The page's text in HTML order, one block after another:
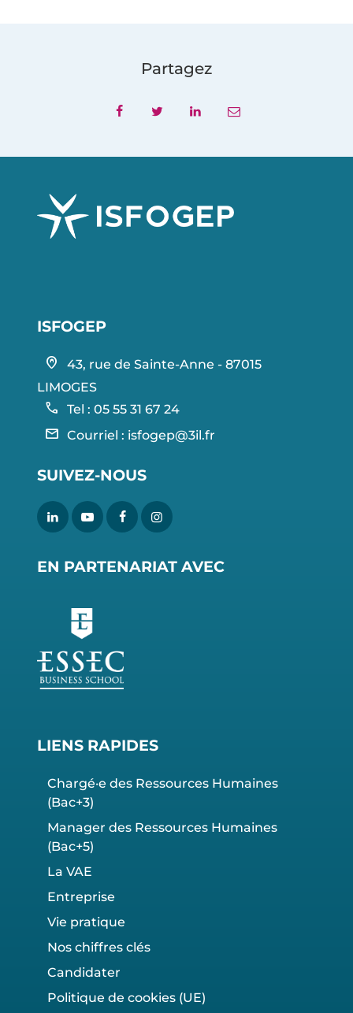
Partagez
ISFOGEP
home_pin
43, rue de Sainte-Anne - 87015
LIMOGES
call Tel : 05 55 31 67 24
mail Courriel : isfogep@3il.fr
SUIVEZ-NOUS
EN PARTENARIAT AVEC
LIENS RAPIDES
Chargé·e des Ressources Humaines
(Bac+3)
Manager des Ressources Humaines
(Bac+5)
La VAE
Entreprise
Vie pratique
Nos chiffres clés
Candidater
Politique de cookies (UE)